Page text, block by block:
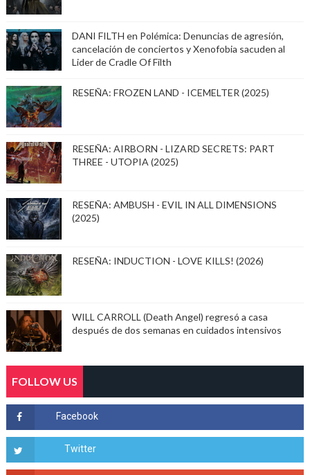
DANI FILTH en Polémica: Denuncias de agresión,
cancelación de conciertos y Xenofobia sacuden al
Lider de Cradle Of Filth
RESEÑA: FROZEN LAND - ICEMELTER (2025)
RESEÑA: AIRBORN - LIZARD SECRETS: PART
THREE - UTOPIA (2025)
RESEÑA: AMBUSH - EVIL IN ALL DIMENSIONS
(2025)
RESEÑA: INDUCTION - LOVE KILLS! (2026)
WILL CARROLL (Death Angel) regresó a casa
después de dos semanas en cuidados intensivos
FOLLOW US